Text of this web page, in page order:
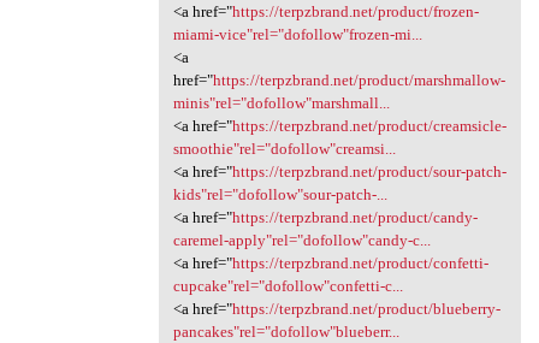
<a href="https://terpzbrand.net/product/frozen-
miami-vice"rel="dofollow"frozen-mi...
<a
href="https://terpzbrand.net/product/marshmallow-
minis"rel="dofollow"marshmall...
<a href="https://terpzbrand.net/product/creamsicle-
smoothie"rel="dofollow"creamsi...
<a href="https://terpzbrand.net/product/sour-patch-
kids"rel="dofollow"sour-patch-...
<a href="https://terpzbrand.net/product/candy-
caremel-apply"rel="dofollow"candy-c...
<a href="https://terpzbrand.net/product/confetti-
cupcake"rel="dofollow"confetti-c...
<a href="https://terpzbrand.net/product/blueberry-
pancakes"rel="dofollow"blueberr...